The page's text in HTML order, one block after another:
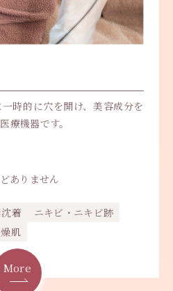
時的に穴を開け、美容成分を
療機器です。
ありません
着
ニキビ・ニキビ跡
肌
More